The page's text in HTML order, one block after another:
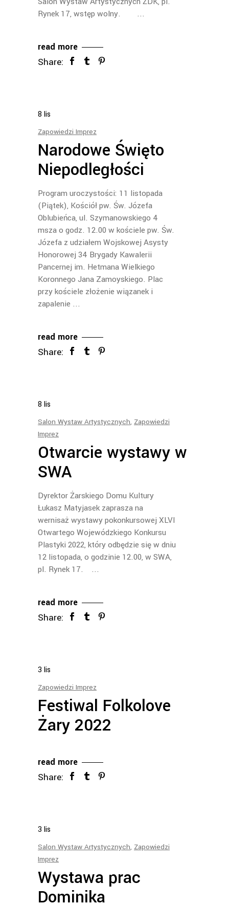
Rynek 17, wstęp wolny.
read more
Share:
8 lis
Zapowiedzi Imprez
Narodowe Święto
Niepodległości
Program uroczystości: 11 listopada
(Piątek), Kościół pw. Św. Józefa
Oblubieńca, ul. Szymanowskiego 4
msza o godz. 12.00 w kościele pw. Św.
Józefa z udziałem Wojskowej Asysty
Honorowej 34 Brygady Kawalerii
Pancernej im. Hetmana Wielkiego
Koronnego Jana Zamoyskiego. Plac
przy kościele złożenie wiązanek i
zapalenie
read more
Share:
8 lis
Salon Wystaw Artystycznych, Zapowiedzi
Imprez
Otwarcie wystawy w
SWA
Dyrektor Żarskiego Domu Kultury
Łukasz Matyjasek zaprasza na
wernisaż wystawy pokonkursowej XLVI
Otwartego Wojewódzkiego Konkursu
Plastyki 2022, który odbędzie się w dniu
12 listopada, o godzinie 12.00, w SWA,
pl. Rynek 17.
read more
Share:
3 lis
Zapowiedzi Imprez
Festiwal Folkolove
Żary 2022
read more
Share:
3 lis
Salon Wystaw Artystycznych, Zapowiedzi
Imprez
Wystawa prac
Dominika